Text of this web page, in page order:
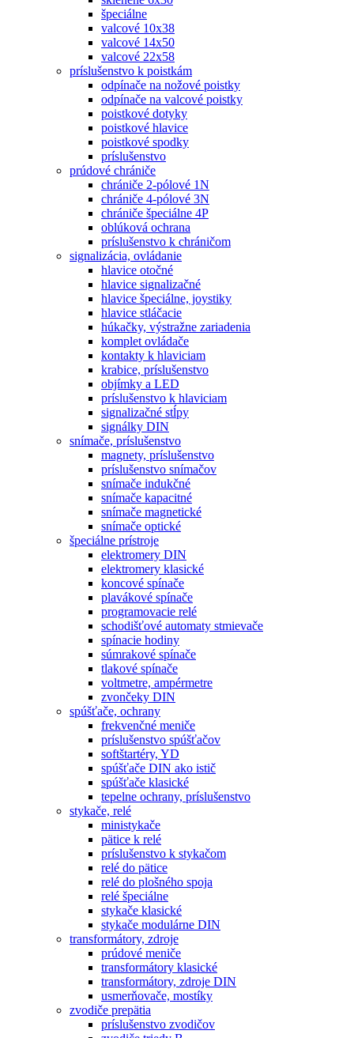
špeciálne
valcové 10x38
valcové 14x50
valcové 22x58
príslušenstvo k poistkám
odpínače na nožové poistky
odpínače na valcové poistky
poistkové dotyky
poistkové hlavice
poistkové spodky
príslušenstvo
prúdové chrániče
chrániče 2-pólové 1N
chrániče 4-pólové 3N
chrániče špeciálne 4P
oblúková ochrana
príslušenstvo k chráničom
signalizácia, ovládanie
hlavice otočné
hlavice signalizačné
hlavice špeciálne, joystiky
hlavice stláčacie
húkačky, výstražne zariadenia
komplet ovládače
kontakty k hlaviciam
krabice, príslušenstvo
objímky a LED
príslušenstvo k hlaviciam
signalizačné stĺpy
signálky DIN
snímače, príslušenstvo
magnety, príslušenstvo
príslušenstvo snímačov
snímače indukčné
snímače kapacitné
snímače magnetické
snímače optické
špeciálne prístroje
elektromery DIN
elektromery klasické
koncové spínače
plavákové spínače
programovacie relé
schodišťové automaty stmievače
spínacie hodiny
súmrakové spínače
tlakové spínače
voltmetre, ampérmetre
zvončeky DIN
spúšťače, ochrany
frekvenčné meniče
príslušenstvo spúšťačov
softštartéry, YD
spúšťače DIN ako istič
spúšťače klasické
tepelne ochrany, príslušenstvo
stykače, relé
ministykače
pätice k relé
príslušenstvo k stykačom
relé do pätice
relé do plošného spoja
relé špeciálne
stykače klasické
stykače modulárne DIN
transformátory, zdroje
prúdové meniče
transformátory klasické
transformátory, zdroje DIN
usmerňovače, mostíky
zvodiče prepätia
príslušenstvo zvodičov